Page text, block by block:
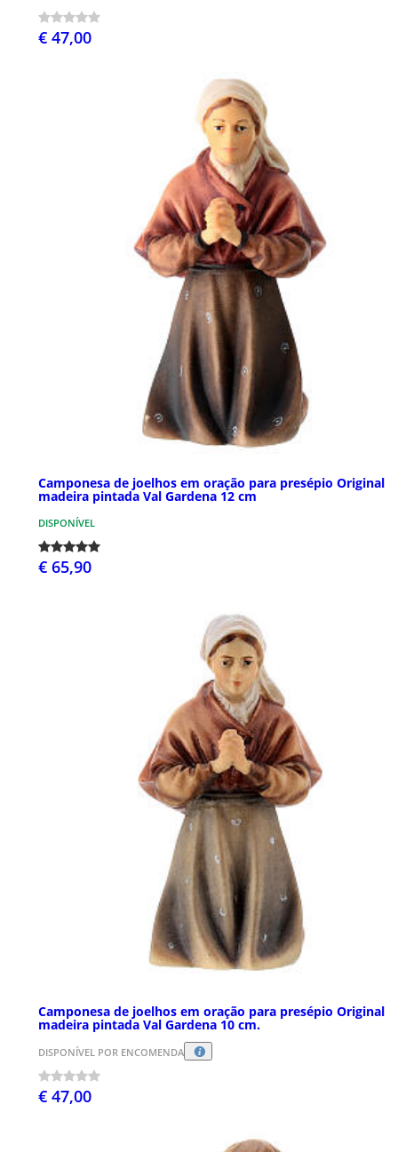
€ 47,00
Camponesa de joelhos em oração para presépio Original
madeira pintada Val Gardena 12 cm
DISPONÍVEL
€ 65,90
Camponesa de joelhos em oração para presépio Original
madeira pintada Val Gardena 10 cm.
DISPONÍVEL POR ENCOMENDA
€ 47,00